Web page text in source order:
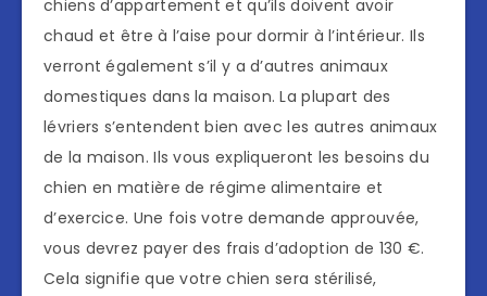
chiens d’appartement et qu’ils doivent avoir
chaud et être à l’aise pour dormir à l’intérieur. Ils
verront également s’il y a d’autres animaux
domestiques dans la maison. La plupart des
lévriers s’entendent bien avec les autres animaux
de la maison. Ils vous expliqueront les besoins du
chien en matière de régime alimentaire et
d’exercice. Une fois votre demande approuvée,
vous devrez payer des frais d’adoption de 130 €.
Cela signifie que votre chien sera stérilisé,